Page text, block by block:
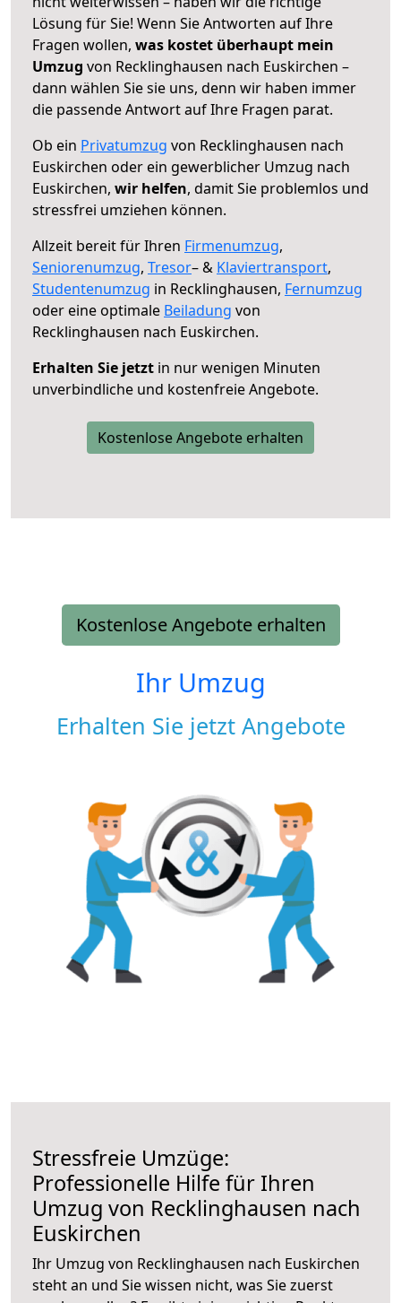
Lösung für Sie! Wenn Sie Antworten auf Ihre
Fragen wollen, was kostet überhaupt mein
Umzug von Recklinghausen nach Euskirchen –
dann wählen Sie sie uns, denn wir haben immer
die passende Antwort auf Ihre Fragen parat.
Ob ein Privatumzug von Recklinghausen nach
Euskirchen oder ein gewerblicher Umzug nach
Euskirchen, wir helfen, damit Sie problemlos und
stressfrei umziehen können.
Allzeit bereit für Ihren Firmenumzug,
Seniorenumzug, Tresor– & Klaviertransport,
Studentenumzug in Recklinghausen, Fernumzug
oder eine optimale Beiladung von
Recklinghausen nach Euskirchen.
Erhalten Sie jetzt in nur wenigen Minuten
unverbindliche und kostenfreie Angebote.
Kostenlose Angebote erhalten
Kostenlose Angebote erhalten
Ihr Umzug
Erhalten Sie jetzt Angebote
Stressfreie Umzüge:
Professionelle Hilfe für Ihren
Umzug von Recklinghausen nach
Euskirchen
Ihr Umzug von Recklinghausen nach Euskirchen
steht an und Sie wissen nicht, was Sie zuerst